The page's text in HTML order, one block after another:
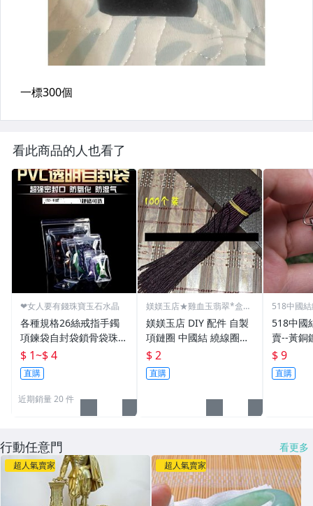
看此商品的人也看了
❤女人要有錢珠寶玉石水晶
各種規格26絲戒指手鐲
項鍊袋自封袋鎖骨袋珠寶
首飾品袋玉石玉器袋透明
封袋PVC軟膠袋礦石標本
袋密封袋封口袋
$ 1~$ 4
直購
近期銷量 20 件
媄媄玉店★雞血玉翡翠*盒子
媄媄玉店 DIY 配件 自製
項鏈圈 中國結 繞線圈掛
繩 (咖紅黑)
$ 2
直購
518中國
518中國
賣--黃銅
頭--(小
墜 掛件
$ 9
直購
行動任意門 看更多
超人氣賣家 超人氣賣家